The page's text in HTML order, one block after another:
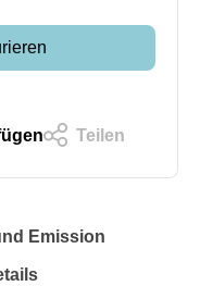
Teilen
Emission